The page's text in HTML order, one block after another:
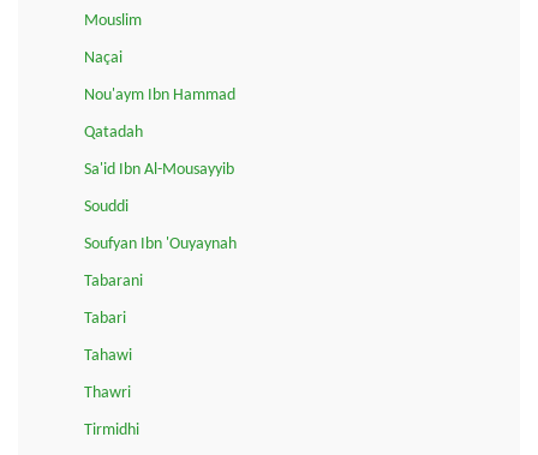
Mouslim
Naçai
Nou'aym Ibn Hammad
Qatadah
Sa'id Ibn Al-Mousayyib
Souddi
Soufyan Ibn 'Ouyaynah
Tabarani
Tabari
Tahawi
Thawri
Tirmidhi